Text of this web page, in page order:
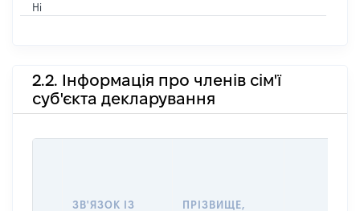
Ні
2.2. Інформація про членів сім'ї
суб'єкта декларування
ЗВ'ЯЗОК ІЗ
ПРІЗВИЩЕ,